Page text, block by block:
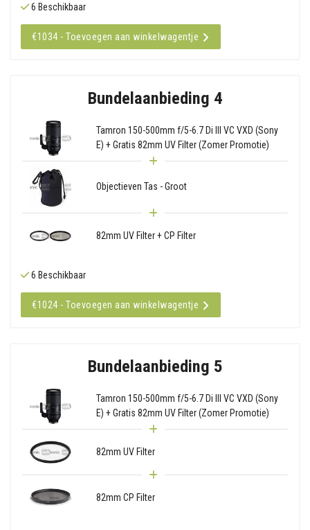
6 Beschikbaar
€1034 - Toevoegen aan winkelwagentje
Bundelaanbieding 4
Tamron 150-500mm f/5-6.7 Di III VC VXD (Sony
E) + Gratis 82mm UV Filter (Zomer Promotie)
Objectieven Tas - Groot
82mm UV Filter + CP Filter
6 Beschikbaar
€1024 - Toevoegen aan winkelwagentje
Bundelaanbieding 5
Tamron 150-500mm f/5-6.7 Di III VC VXD (Sony
E) + Gratis 82mm UV Filter (Zomer Promotie)
82mm UV Filter
82mm CP Filter